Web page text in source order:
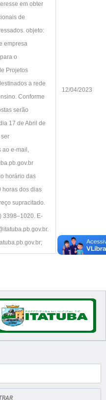
em obter
de
objeto:
empresa
o
Projetos
a rede
Conforme
serão
17 de Abril de
ao e-mail,
horário das
horas dos dias
supracitado.
3398–1020. E-
.
12/04/2023